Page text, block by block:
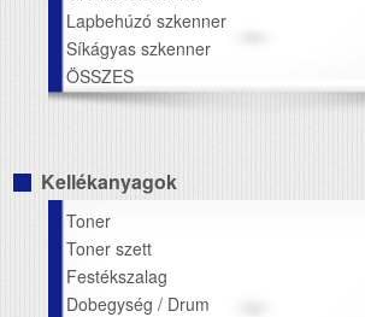
Lapbehúzó szkenner
Síkágyas szkenner
ÖSSZES
Kellékanyagok
Toner
Toner szett
Festékszalag
Dobegység / Drum